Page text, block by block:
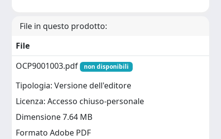
File in questo prodotto:
File
OCP9001003.pdf
non disponibili
Tipologia: Versione dell'editore
Licenza: Accesso chiuso-personale
Dimensione 7.64 MB
Formato Adobe PDF